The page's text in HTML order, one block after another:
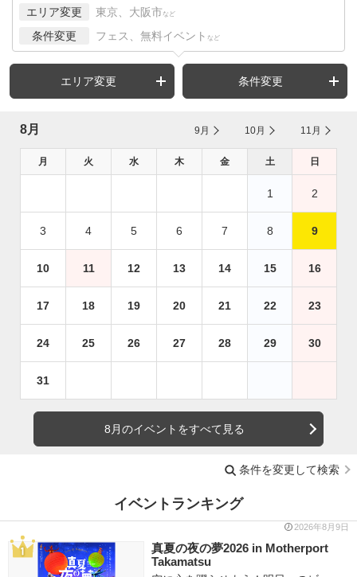
エリア変更 東京、大阪市 など
条件変更 フェス、無料イベント など
エリア変更 条件変更
8月 9月 10月 11月
月 火 水 木 金 土 日
1 2
3 4 5 6 7 8 9
10 11 12 13 14 15 16
17 18 19 20 21 22 23
24 25 26 27 28 29 30
31
8月のイベントをすべて見る
条件を変更して検索
イベントランキング
2026年8月9日
真夏の夜の夢2026 in Motherport
Takamatsu